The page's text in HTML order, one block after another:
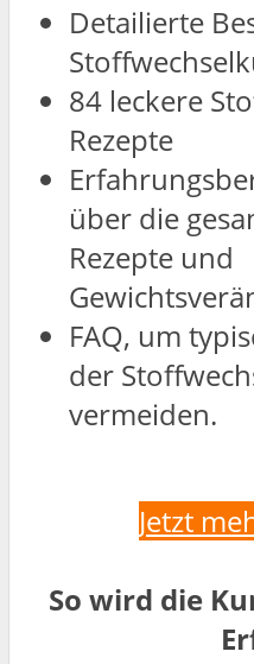
Detailierte
84 leckere
Rezepte
über die
Rezepte und
FAQ, um
der
vermeiden.
Jetzt
So wird die